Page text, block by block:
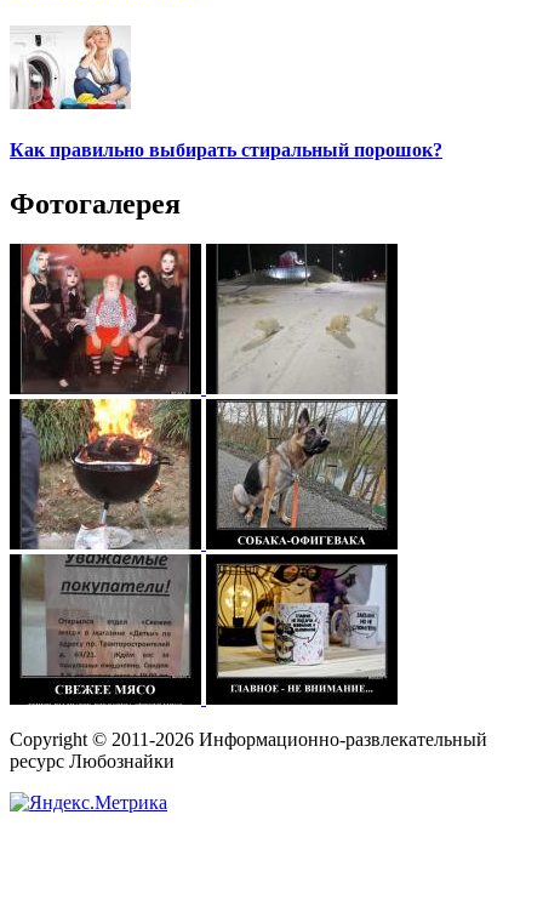
Как правильно выбирать стиральный порошок?
Фотогалерея
Copyright © 2011-2026 Информационно-развлекательный
ресурс Любознайки